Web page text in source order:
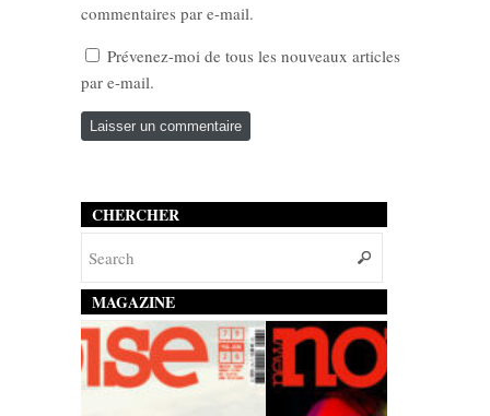
commentaires par e-mail.
Prévenez-moi de tous les nouveaux articles
par e-mail.
CHERCHER
MAGAZINE